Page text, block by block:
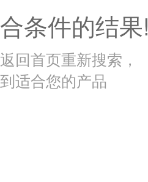
条件的结果!
回首页重新搜索，
适合您的产品